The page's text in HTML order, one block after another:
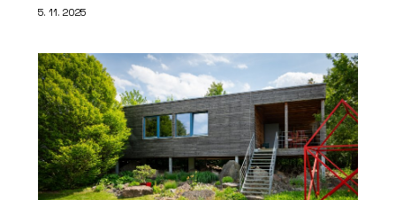
5. 11. 2025